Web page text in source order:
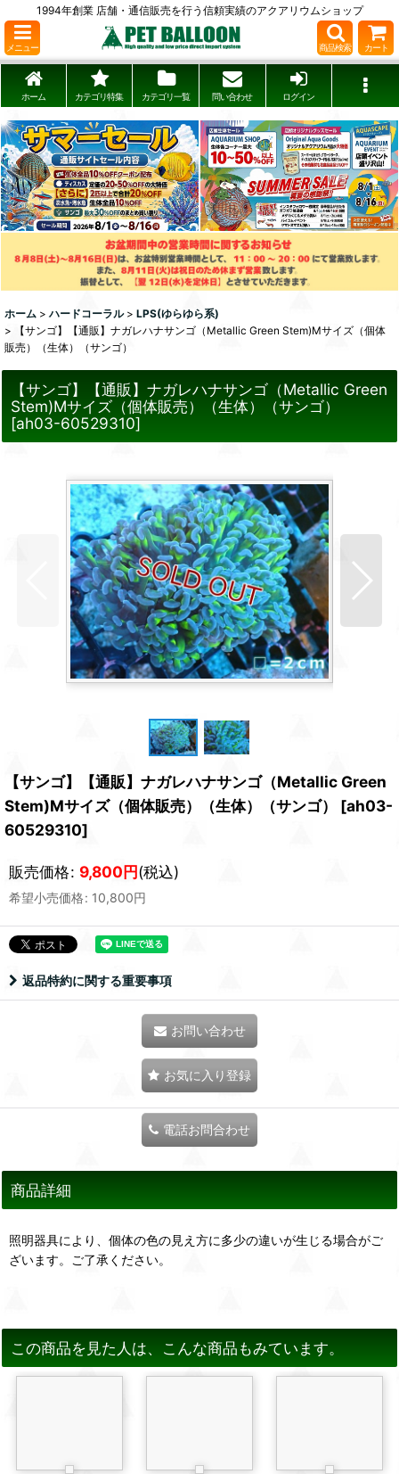
1994年創業 店舗・通信販売を行う信頼実績のアクアリウムショップ
メニュー 商品検索 カート
ホーム カテゴリ特集 カテゴリ一覧 問い合わせ ログイン
ホーム > ハードコーラル > LPS(ゆらゆら系)
>
【サンゴ】【通販】ナガレハナサンゴ（Metallic Green Stem)Mサイズ（個体
販売）（生体）（サンゴ）
【サンゴ】【通販】ナガレハナサンゴ（Metallic Green
Stem)Mサイズ（個体販売）（生体）（サンゴ）
[ah03-60529310]
【サンゴ】【通販】ナガレハナサンゴ（Metallic Green
Stem)Mサイズ（個体販売）（生体）（サンゴ）
[ah03-
60529310]
販売価格: 9,800円(税込)
希望小売価格: 10,800円
返品特約に関する重要事項
お問い合わせ
お気に入り登録
電話お問合わせ
商品詳細
照明器具により、個体の色の見え方に多少の違いが生じる場合がご
ざいます。ご了承ください。
この商品を見た人は、こんな商品もみています。